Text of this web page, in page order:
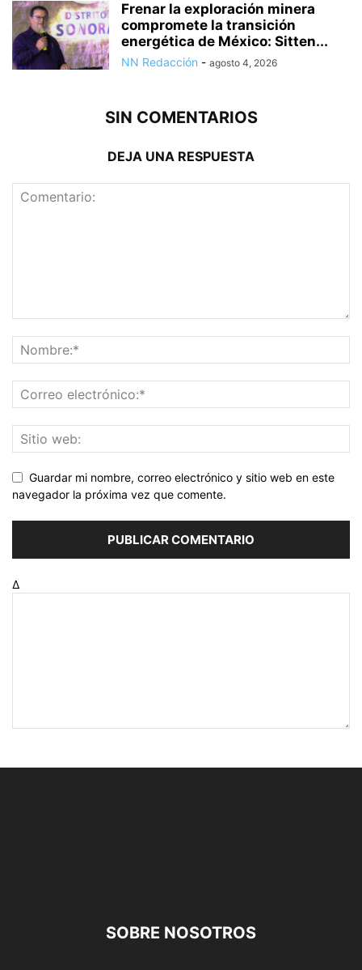
Frenar la exploración minera
compromete la transición
energética de México: Sitten...
NN Redacción - agosto 4, 2026
SIN COMENTARIOS
DEJA UNA RESPUESTA
Guardar mi nombre, correo electrónico y sitio web en este
navegador la próxima vez que comente.
Δ
SOBRE NOSOTROS